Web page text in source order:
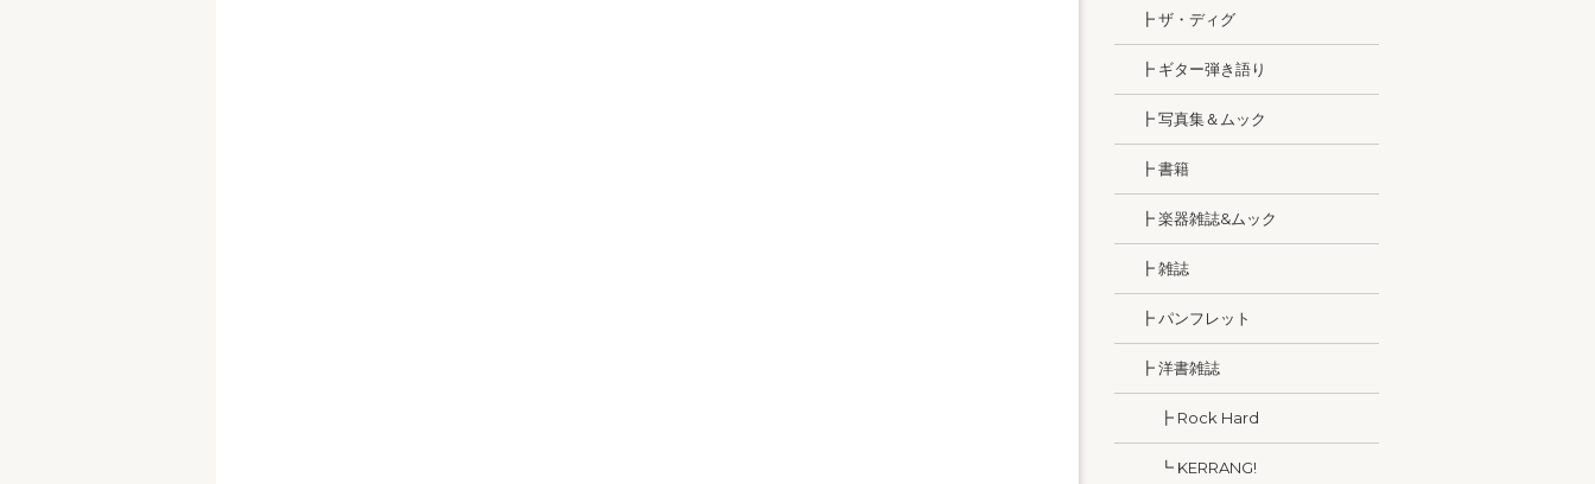
┣ ザ・ディグ
┣ ギター弾き語り
┣ 写真集＆ムック
┣ 書籍
┣ 楽器雑誌&ムック
┣ 雑誌
┣ パンフレット
┣ 洋書雑誌
┣ Rock Hard
┗ KERRANG!